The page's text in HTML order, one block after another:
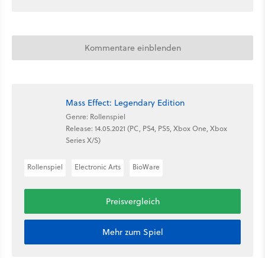
Kommentare einblenden
Mass Effect: Legendary Edition
Genre: Rollenspiel
Release: 14.05.2021 (PC, PS4, PS5, Xbox One, Xbox
Series X/S)
Rollenspiel Electronic Arts BioWare
Preisvergleich
Mehr zum Spiel